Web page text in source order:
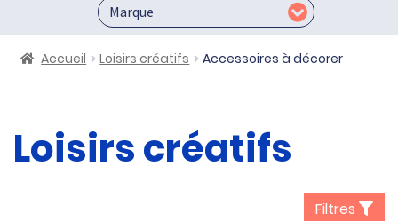
Accueil Loisirs créatifs Accessoires à décorer
Loisirs créatifs
Filtres